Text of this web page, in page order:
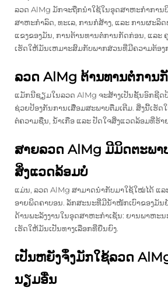
ລວດ AlMg ມັກຈະຖືກນໍາໃຊ້ໃນອຸດສາຫະກໍາການ
ສາຫະກໍາລົດ, ທະເລ, ການກໍ່ສ້າງ, ແລະ ການຜະລິດ
ແຂງຂອງມັນ, ການຕ້ານທານຕໍ່ການກັດກ່ອນ, ແລະ
ເຮັດໃຫ້ມັນເຫມາະສົມກັບພາກສ່ວນທີ່ມີຄວາມຕ້ອງ
ລວດ AlMg ຕ້ານທານຕໍ່ການ
ແມັກນີຊຽມໃນລວດ AlMg ຈະສ້າງເປັນຊັ້ນອົກຊີດ
ຊ່ວຍປ້ອງກັນການເສື່ອມສະພາບຕື່ມເຕີມ. ສິ່ງນີ້ເຮັ
ຕໍ່ຄວາມຊື່ນ, ນ້ຳເກືອ ແລະ ປັດໃຈສິ່ງແວດລ້ອມທີ່ຮ້າ
ສາຍລວດ AlMg ມີມິດຕະພາ
ສິ່ງແວດລ້ອມບໍ່
ແມ່ນ, ລວດ AlMg ສາມາດນຳກັບມາໃຊ້ໃໝ່ໄດ້ ແ
ອາຍພິດຄາບອນ. ລັກສະນະທີ່ມີນ້ຳໜັກເບົາຂອງມັນ
ດ້ານພະລັງງານໃນອຸດສາຫະກຳເຊັ່ນ: ຍານພາຫະ
ເຮັດໃຫ້ມັນເປັນທາງເລືອກທີ່ຍືນຍົງ.
ເປັນຫຍັງຈຶ່ງມັກໃຊ້ລວດ
ນຽມອື່ນ